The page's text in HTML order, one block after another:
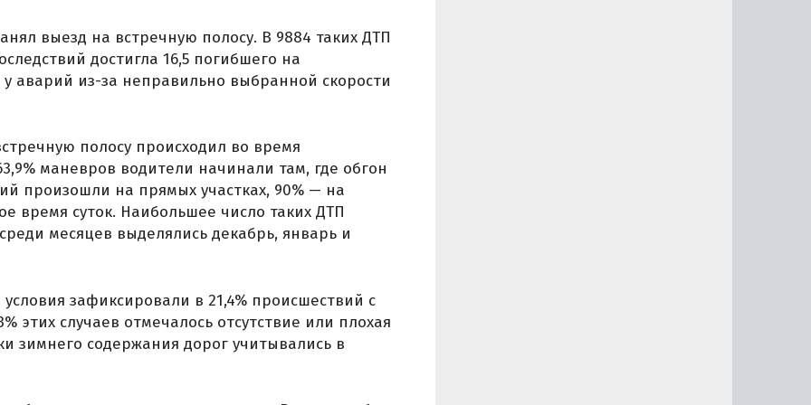
выезд на встречную полосу. В 9884 таких ДТП
достигла 16,5 погибшего на
аварий из-за неправильно выбранной скорости
полосу происходил во время
маневров водители начинали там, где обгон
произошли на прямых участках, 90% — на
время суток. Наибольшее число таких ДТП
месяцев выделялись декабрь, январь и
зафиксировали в 21,4% происшествий с
этих случаев отмечалось отсутствие или плохая
зимнего содержания дорог учитывались в